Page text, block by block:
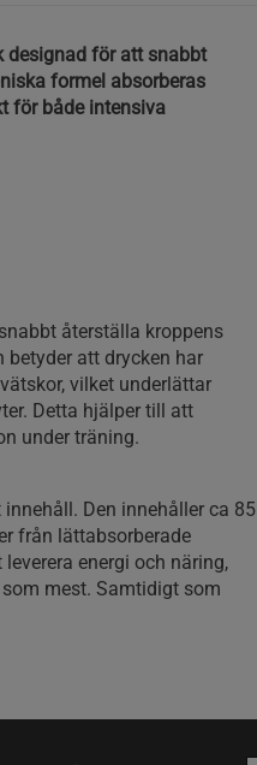
designad för att snabbt
formel absorberas
för både intensiva
återställa kroppens
att drycken har
vilket underlättar
Detta hjälper till att
under träning.
Den innehåller ca 85
från lättabsorberade
energi och näring,
mest. Samtidigt som